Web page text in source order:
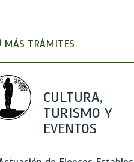
MÁS TRÁMITES
CULTURA,
TURISMO Y
EVENTOS